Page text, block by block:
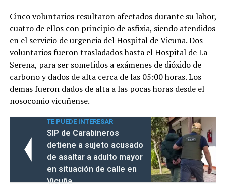
Cinco voluntarios resultaron afectados durante su labor,
cuatro de ellos con principio de asfixia, siendo atendidos
en el servicio de urgencia del Hospital de Vicuña. Dos
voluntarios fueron trasladados hasta el Hospital de La
Serena, para ser sometidos a exámenes de dióxido de
carbono y dados de alta cerca de las 05:00 horas. Los
demas fueron dados de alta a las pocas horas desde el
nosocomio vicuñense.
TE PUEDE INTERESAR
SIP de Carabineros
detiene a sujeto acusado
de asaltar a adulto mayor
en situación de calle en
Vicuña